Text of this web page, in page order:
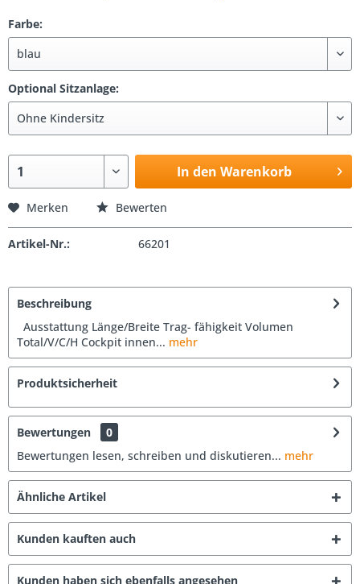
Farbe:
Optional Sitzanlage:
In den Warenkorb
Merken Bewerten
Artikel-Nr.: 66201
Beschreibung
Ausstattung Länge/Breite Trag- fähigkeit Volumen
Total/V/C/H Cockpit innen... mehr
Produktsicherheit
Bewertungen
0
Bewertungen lesen, schreiben und diskutieren... mehr
Ähnliche Artikel
Kunden kauften auch
Kunden haben sich ebenfalls angesehen